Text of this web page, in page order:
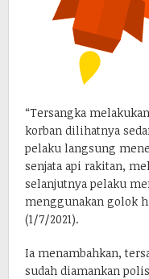
“Tersangka
korban dilihatnya
pelaku langsung
senjata api rakitan,
selanjutnya pelaku
menggunakan golok
(1/7/2021).
Ia menambahkan,
sudah diamankan